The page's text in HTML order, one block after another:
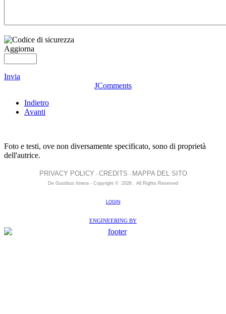
Aggiorna
Invia
JComments
Indietro
Avanti
Foto e testi, ove non diversamente specificato, sono di proprietà
dell'autrice.
PRIVACY POLICY - CREDITS - MAPPA DEL SITO
De Gustibus Itinera - Copyright © 2026 . All Rights Reserved
LOGIN
ENGINEERING BY